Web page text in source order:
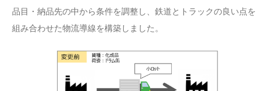
品目・納品先の中から条件を調整し、鉄道とトラックの良い点を
組み合わせた物流導線を構築しました。